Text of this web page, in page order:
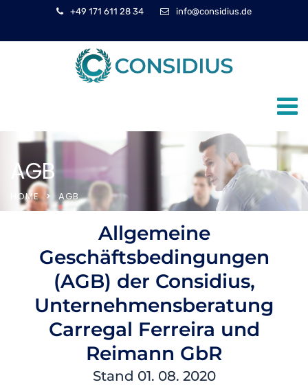
+49 171 611 28 34 info@considius.de
AGB
HOME AGB
Allgemeine
Geschäftsbedingungen
(AGB) der Considius,
Unternehmensberatung
Carregal Ferreira und
Reimann GbR
Stand 01. 08. 2020